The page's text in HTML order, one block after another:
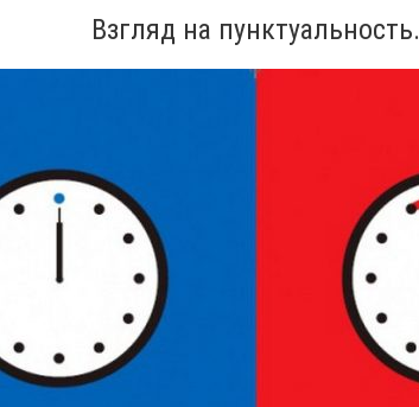
Взгляд на пунктуальность.